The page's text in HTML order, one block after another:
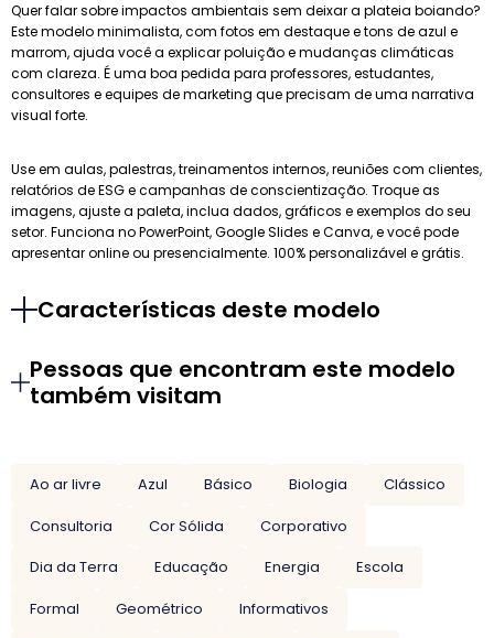
Quer falar sobre impactos ambientais sem deixar a plateia boiando?
Este modelo minimalista, com fotos em destaque e tons de azul e
marrom, ajuda você a explicar poluição e mudanças climáticas
com clareza. É uma boa pedida para professores, estudantes,
consultores e equipes de marketing que precisam de uma narrativa
visual forte.
Use em aulas, palestras, treinamentos internos, reuniões com clientes,
relatórios de ESG e campanhas de conscientização. Troque as
imagens, ajuste a paleta, inclua dados, gráficos e exemplos do seu
setor. Funciona no PowerPoint, Google Slides e Canva, e você pode
apresentar online ou presencialmente. 100% personalizável e grátis.
Características deste modelo
Pessoas que encontram este modelo
também visitam
Ao ar livre Azul Básico Biologia
Clássico
Consultoria
Cor Sólida
Corporativo
Dia da Terra
Educação Energia
Escola
Formal
Geométrico
Informativos